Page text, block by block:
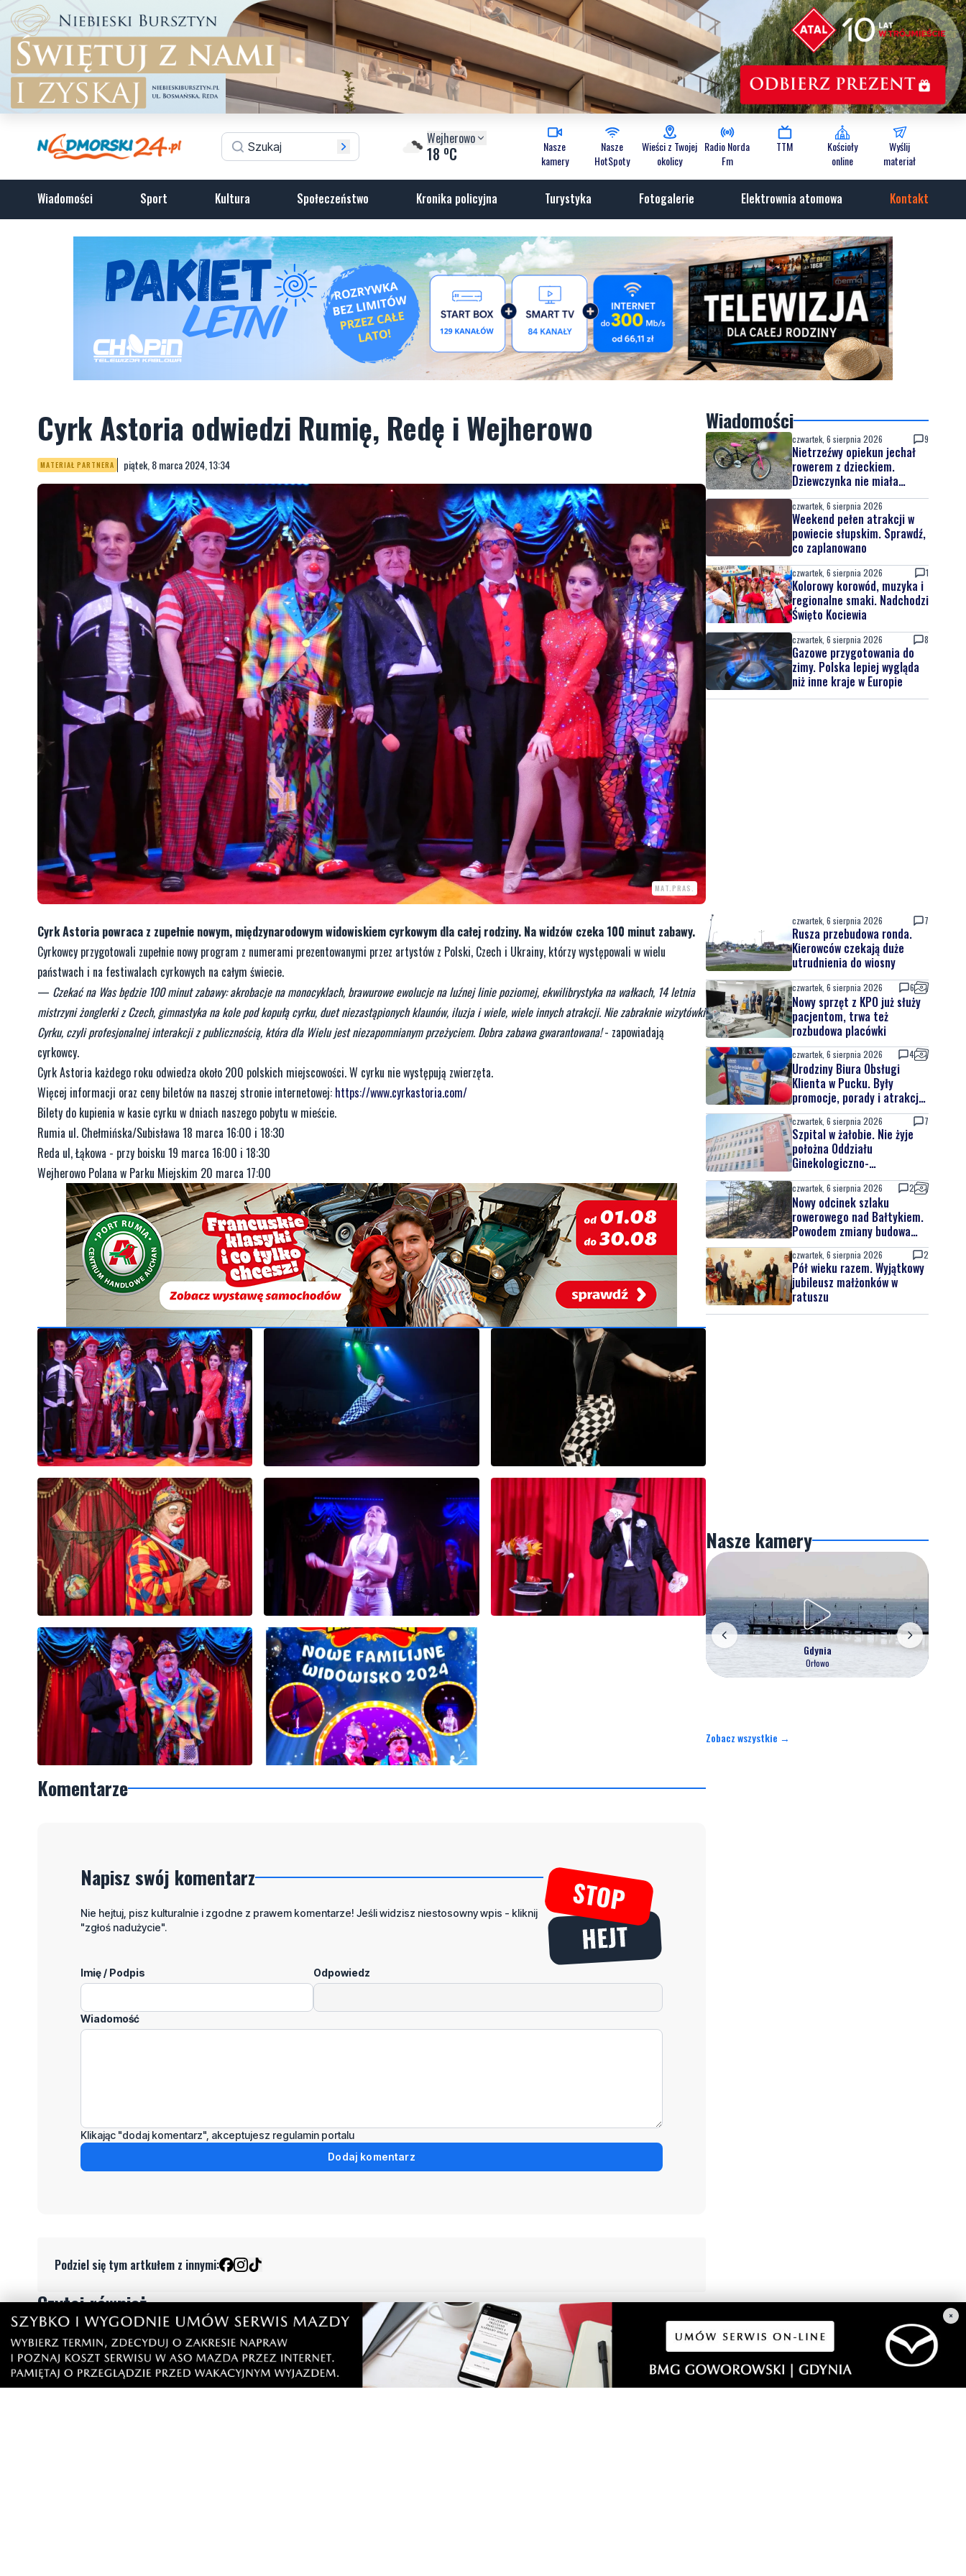
Wejherowo
18 oC
Nasze
kamery
Nasze
HotSpoty
Wieści z Twojej
okolicy
Radio Norda
Fm
TTM
Kościoły
online
Wyślij
materiał
Wiadomości Sport Kultura Społeczeństwo Kronika policyjna Turystyka Fotogalerie Elektrownia atomowa Kontakt
Cyrk Astoria odwiedzi Rumię, Redę i Wejherowo
MATERIAŁ PARTNERA piątek, 8 marca 2024, 13:34
MAT.PRAS.
Cyrk Astoria powraca z zupełnie nowym, międzynarodowym widowiskiem cyrkowym dla całej rodziny. Na widzów czeka 100 minut zabawy.
Cyrkowcy przygotowali zupełnie nowy program z numerami prezentowanymi przez artystów z Polski, Czech i Ukrainy, którzy występowali w wielu
państwach i na festiwalach cyrkowych na całym świecie.
— Czekać na Was będzie 100 minut zabawy: akrobacje na monocyklach, brawurowe ewolucje na luźnej linie poziomej, ekwilibrystyka na wałkach, 14 letnia
mistrzyni żonglerki z Czech, gimnastyka na kole pod kopułą cyrku, duet niezastąpionych klaunów, iluzja i wiele, wiele innych atrakcji. Nie zabraknie wizytówki
Cyrku, czyli profesjonalnej interakcji z publicznością, która dla Wielu jest niezapomnianym przeżyciem. Dobra zabawa gwarantowana!- zapowiadają
cyrkowcy.
Cyrk Astoria każdego roku odwiedza około 200 polskich miejscowości. W cyrku nie występują zwierzęta.
Więcej informacji oraz ceny biletów na naszej stronie internetowej: https://www.cyrkastoria.com/
Bilety do kupienia w kasie cyrku w dniach naszego pobytu w mieście.
Rumia ul. Chełmińska/Subisława 18 marca 16:00 i 18:30
Reda ul, Łąkowa - przy boisku 19 marca 16:00 i 18:30
Wejherowo Polana w Parku Miejskim 20 marca 17:00
Komentarze
Napisz swój komentarz
Nie hejtuj, pisz kulturalnie i zgodne z prawem komentarze! Jeśli widzisz niestosowny wpis - kliknij
"zgłoś nadużycie".
Imię / Podpis Odpowiedz
Wiadomość
Klikając "dodaj komentarz", akceptujesz regulamin portalu
Dodaj komentarz
Podziel się tym artkułem z innymi:
Czytaj również
Wiadomości
czwartek, 6 sierpnia 2026 9
Nietrzeźwy opiekun jechał
rowerem z dzieckiem.
Dziewczynka nie miała
kasku
czwartek, 6 sierpnia 2026
Weekend pełen atrakcji w
powiecie słupskim. Sprawdź,
co zaplanowano
czwartek, 6 sierpnia 2026 1
Kolorowy korowód, muzyka i
regionalne smaki. Nadchodzi
Święto Kociewia
czwartek, 6 sierpnia 2026 8
Gazowe przygotowania do
zimy. Polska lepiej wygląda
niż inne kraje w Europie
czwartek, 6 sierpnia 2026 7
Rusza przebudowa ronda.
Kierowców czekają duże
utrudnienia do wiosny
czwartek, 6 sierpnia 2026 6
Nowy sprzęt z KPO już służy
pacjentom, trwa też
rozbudowa placówki
czwartek, 6 sierpnia 2026 4
Urodziny Biura Obsługi
Klienta w Pucku. Były
promocje, porady i atrakcje
dla najmłodszych
czwartek, 6 sierpnia 2026 7
Szpital w żałobie. Nie żyje
położna Oddziału
Ginekologiczno-
Położniczego
czwartek, 6 sierpnia 2026 2
Nowy odcinek szlaku
rowerowego nad Bałtykiem.
Powodem zmiany budowa
elektrowni jądrowej
czwartek, 6 sierpnia 2026 2
Pół wieku razem. Wyjątkowy
jubileusz małżonków w
ratuszu
Nasze kamery
Gdynia
Orłowo
Zobacz wszystkie →
×